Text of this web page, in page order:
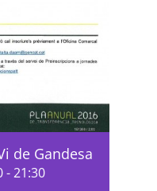
de Gandesa
-21:30